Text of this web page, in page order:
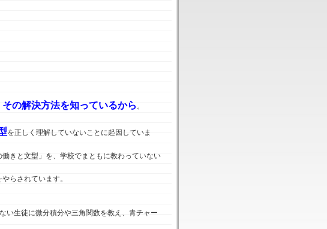
の解決方法を知っているから 。
を正しく理解していないことに起因していま
きと文型」を、学校でまともに教わっていない
らされています。
い生徒に微分積分や三角関数を教え、青チャー